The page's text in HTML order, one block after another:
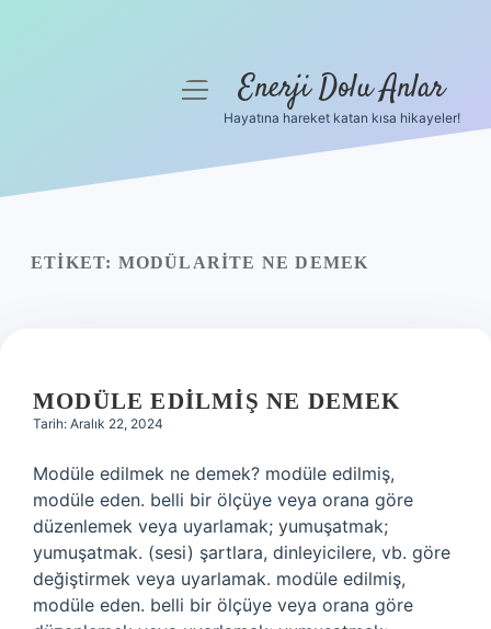
Yasal Uyarı
menüyüEnerji Dolu Anlar
Hayatına hareket katan kısa hikayeler!
ETIKET: MODÜLARITE NE DEMEK
MODÜLE EDILMIŞ NE DEMEK
Tarih: Aralık 22, 2024
Modüle edilmek ne demek? modüle edilmiş,
modüle eden. belli bir ölçüye veya orana göre
düzenlemek veya uyarlamak; yumuşatmak;
yumuşatmak. (sesi) şartlara, dinleyicilere, vb. göre
değiştirmek veya uyarlamak. modüle edilmiş,
modüle eden. belli bir ölçüye veya orana göre